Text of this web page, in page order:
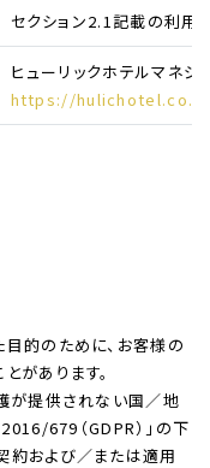
セクション2.1記載の利用
ヒューリックホテルマネ
https://
的のために、お客様の
があります。
が提供されない国／地
679（GDPR）」の下
約および／または適用